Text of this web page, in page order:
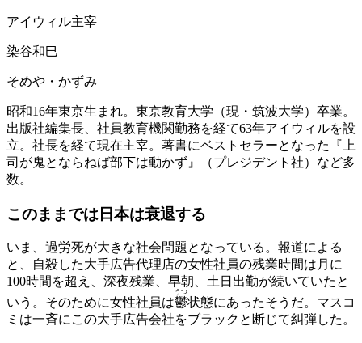
アイウィル主宰
染谷和巳
そめや・かずみ
昭和16年東京生まれ。東京教育大学（現・筑波大学）卒業。
出版社編集長、社員教育機関勤務を経て63年アイウィルを設
立。社長を経て現在主宰。著書にベストセラーとなった『上
司が鬼とならねば部下は動かず』（プレジデント社）など多
数。
このままでは日本は衰退する
いま、過労死が大きな社会問題となっている。報道による
と、自殺した大手広告代理店の女性社員の残業時間は月に
100時間を超え、深夜残業、早朝、土日出勤が続いていたと
いう。そのために女性社員は鬱
うつ
状態にあったそうだ。マスコ
ミは一斉にこの大手広告会社をブラックと断じて糾弾した。